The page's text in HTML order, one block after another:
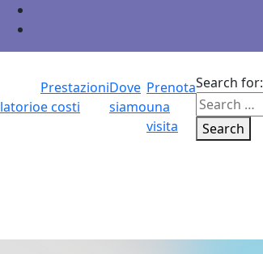
Prestazioni
e costi
Dove
siamo
Prenota
una
visita
Search for:
Search